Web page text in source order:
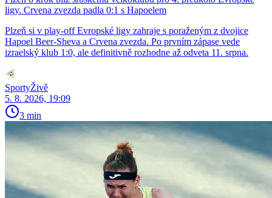
ligy. Crvena zvezda padla 0:1 s Hapoelem
Plzeň si v play-off Evropské ligy zahraje s poraženým z dvojice
Hapoel Beer-Sheva a Crvena zvezda. Po prvním zápase vede
izraelský klub 1:0, ale definitivně rozhodne až odveta 11. srpna.
SportyŽivě
5. 8. 2026, 19:09
3 min